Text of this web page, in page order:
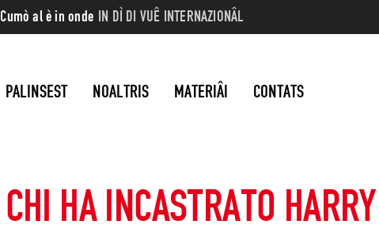
Cumò al è in onde IN DÌ DI VUÊ INTERNAZIONÂL
PALINSEST NOALTRIS MATERIÂI CONTATS
CHI HA INCASTRATO